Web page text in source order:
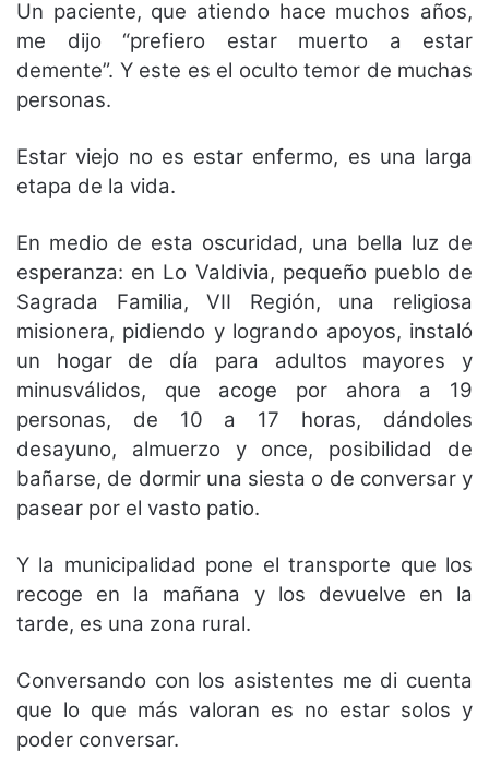
Un paciente, que atiendo hace muchos años,
me dijo “prefiero estar muerto a estar
demente”. Y este es el oculto temor de muchas
personas.
Estar viejo no es estar enfermo, es una larga
etapa de la vida.
En medio de esta oscuridad, una bella luz de
esperanza: en Lo Valdivia, pequeño pueblo de
Sagrada Familia, VII Región, una religiosa
misionera, pidiendo y logrando apoyos, instaló
un hogar de día para adultos mayores y
minusválidos, que acoge por ahora a 19
personas, de 10 a 17 horas, dándoles
desayuno, almuerzo y once, posibilidad de
bañarse, de dormir una siesta o de conversar y
pasear por el vasto patio.
Y la municipalidad pone el transporte que los
recoge en la mañana y los devuelve en la
tarde, es una zona rural.
Conversando con los asistentes me di cuenta
que lo que más valoran es no estar solos y
poder conversar.